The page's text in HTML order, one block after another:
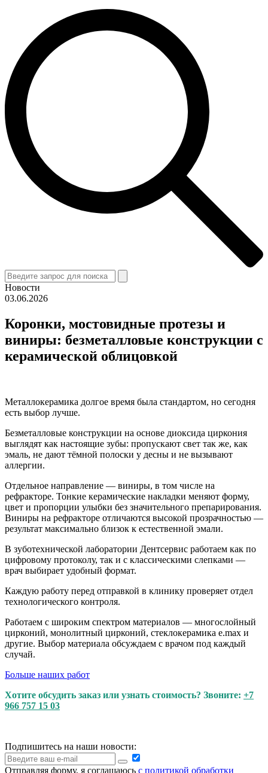
Новости
03.06.2026
Коронки, мостовидные протезы и
виниры: безметалловые конструкции с
керамической облицовкой
Металлокерамика долгое время была стандартом, но сегодня
есть выбор лучше.
Безметалловые конструкции на основе диоксида циркония
выглядят как настоящие зубы: пропускают свет так же, как
эмаль, не дают тёмной полоски у десны и не вызывают
аллергии.
Отдельное направление — виниры, в том числе на
рефракторе. Тонкие керамические накладки меняют форму,
цвет и пропорции улыбки без значительного препарирования.
Виниры на рефракторе отличаются высокой прозрачностью —
результат максимально близок к естественной эмали.
В зуботехнической лаборатории Дентсервис работаем как по
цифровому протоколу, так и с классическими слепками —
врач выбирает удобный формат.
Каждую работу перед отправкой в клинику проверяет отдел
технологического контроля.
Работаем с широким спектром материалов — многослойный
цирконий, монолитный цирконий, стеклокерамика e.max и
другие. Выбор материала обсуждаем с врачом под каждый
случай.
Больше наших работ
Хотите обсудить заказ или узнать стоимость? Звоните: +7
966 757 15 03
Подпишитесь на наши новости:
Отправляя форму, я соглашаюсь с политикой обработки